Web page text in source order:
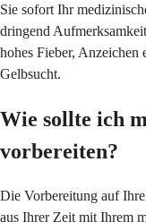
Sie sofort Ihr
dringend
hohes Fieber,
Gelbsucht.
Wie sollte ich
vorbereiten?
Die Vorbereitung auf
aus Ihrer Zeit mit Ihrem